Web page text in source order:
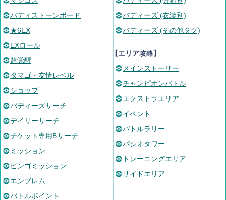
バディストーンボード
★6EX
EXロール
超覚醒
タマゴ・友情レベル
ショップ
バディーズサーチ
デイリーサーチ
チケット専用Bサーチ
ミッション
ビンゴミッション
エンブレム
バトルポイント
バディーズ (衣装別)
バディーズ (その他タグ)
【エリア攻略】
メインストーリー
チャンピオンバトル
エクストラエリア
イベント
バトルラリー
パシオタワー
トレーニングエリア
サイドエリア